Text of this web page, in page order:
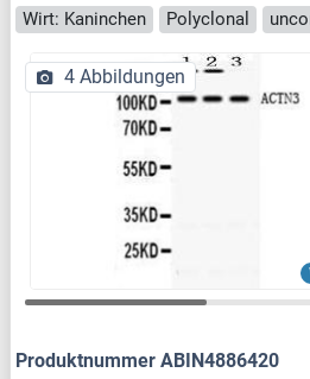
Wirt: Kaninchen
Polyclonal
4 Abbildungen
Produktnummer ABIN4886420